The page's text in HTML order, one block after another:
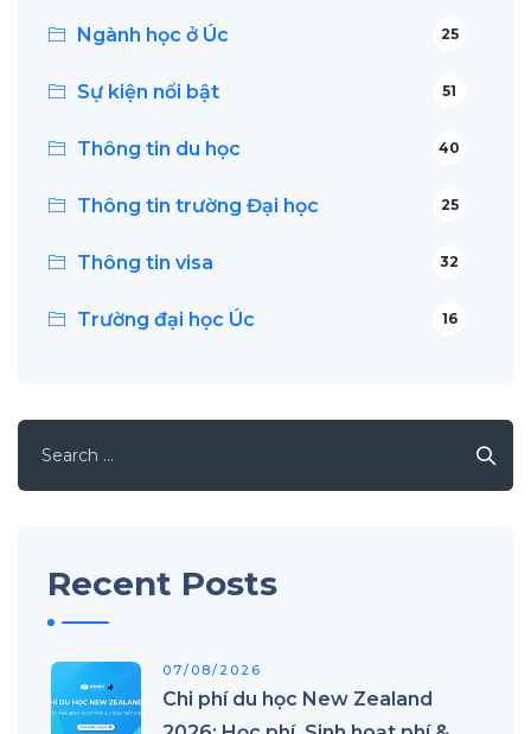
Ngành học ở Úc 25
Sự kiện nổi bật 51
Thông tin du học 40
Thông tin trường Đại học 25
Thông tin visa 32
Trường đại học Úc 16
for:
Recent Posts
07/08/2026
Chi phí du học New Zealand